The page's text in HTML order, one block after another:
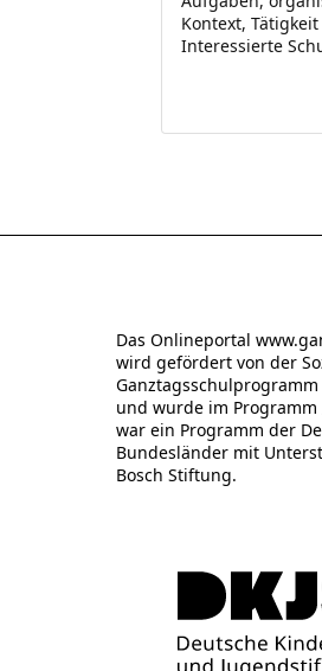
Kontext,
Interessierte
Das Onlineportal
wird gefördert von der
und wurde im Programm
war ein Programm der
Bundesländer mit
Bosch Stiftung.